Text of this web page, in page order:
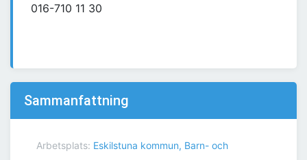
016-710 11 30
Sammanfattning
Arbetsplats: Eskilstuna kommun, Barn- och